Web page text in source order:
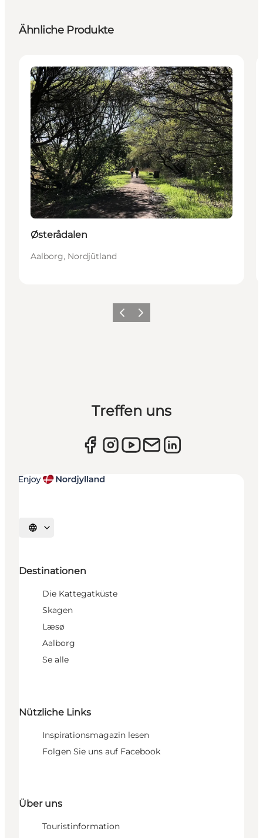
Ähnliche Produkte
Attraktionen
Østerådalen
Aalborg, Nordjütland
ZurückWeiter
Treffen uns
Sprache auswählen
Destinationen
Die Kattegatküste
Skagen
Læsø
Aalborg
Se alle
Nützliche Links
Inspirationsmagazin lesen
Folgen Sie uns auf Facebook
Über uns
Touristinformation